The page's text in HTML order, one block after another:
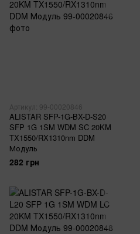
Артикул: 99-00020846
ALISTAR SFP-1G-BX-D-S20
SFP 1G 1SM WDM SC 20KM
TX1550/RX1310nm DDM
Модуль
282 грн